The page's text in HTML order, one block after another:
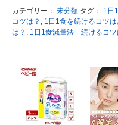
カテゴリー： 未分類 タグ： 1日
コツは？ , 1日1食を続けるコツは
は？ , 1日1食減量法 続けるコツ